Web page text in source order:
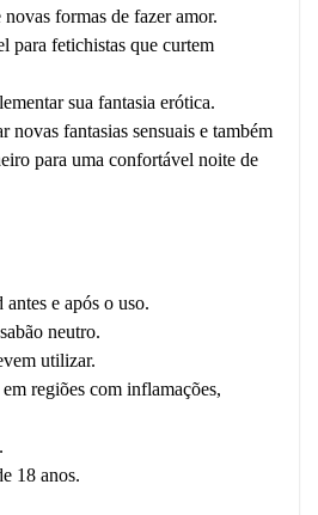
formas de fazer amor.
para fetichistas que curtem
sua fantasia erótica.
fantasias sensuais e também
para uma confortável noite de
e após o uso.
neutro.
utilizar.
regiões com inflamações,
18 anos.